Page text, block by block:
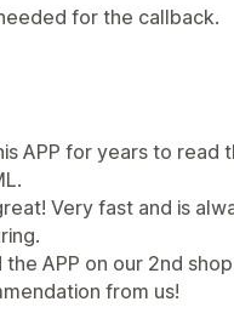
for the callback.
APP for years to
Very fast and is
APP on our 2nd
from us!